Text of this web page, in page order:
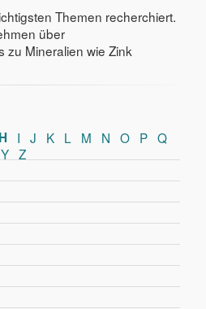
Themen recherchiert.
über
zu Mineralien wie Zink
H I J K L M N O P Q
Y Z